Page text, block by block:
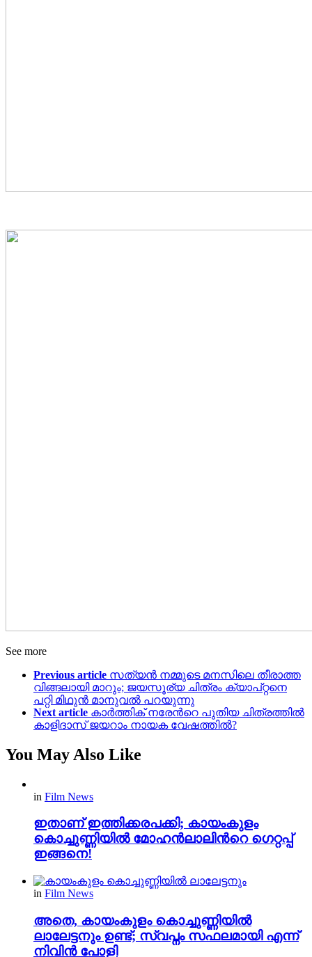
See more
Previous article സത്യൻ നമ്മുടെ മനസിലെ തീരാത്ത
വിങ്ങലായി മാറും; ജയസൂര്യ ചിത്രം ക്യാപ്റ്റനെ
പറ്റി മിഥുൻ മാനുവൽ പറയുന്നു
Next article കാര്‍ത്തിക് നരേന്‍റെ പുതിയ ചിത്രത്തിൽ
കാളിദാസ് ജയറാം നായക വേഷത്തിൽ?
You May Also Like
in Film News
ഇതാണ് ഇത്തിക്കരപക്കി; കായംകുളം
കൊച്ചുണ്ണിയിൽ മോഹൻലാലിന്‍റെ ഗെറ്റപ്പ്
ഇങ്ങനെ!
in Film News
അതെ, കായംകുളം കൊച്ചുണ്ണിയിൽ
ലാലേട്ടനും ഉണ്ട്; സ്വപ്നം സഫലമായി എന്ന്
നിവിൻ പോളി